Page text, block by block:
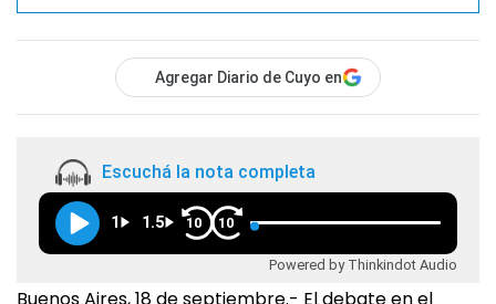
Agregar Diario de Cuyo en
Escuchá la nota completa
1 1.5 10 10
Powered by Thinkindot Audio